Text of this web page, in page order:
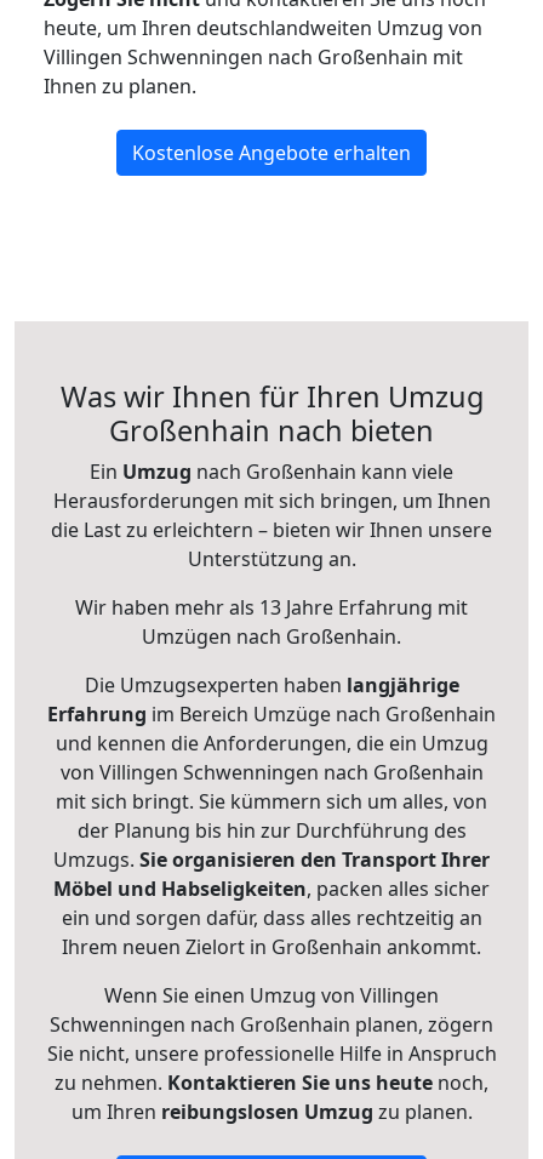
heute, um Ihren deutschlandweiten Umzug von
Villingen Schwenningen nach Großenhain mit
Ihnen zu planen.
Kostenlose Angebote erhalten
Was wir Ihnen für Ihren Umzug
Großenhain nach bieten
Ein Umzug nach Großenhain kann viele
Herausforderungen mit sich bringen, um Ihnen
die Last zu erleichtern – bieten wir Ihnen unsere
Unterstützung an.
Wir haben mehr als 13 Jahre Erfahrung mit
Umzügen nach Großenhain.
Die Umzugsexperten haben langjährige
Erfahrung im Bereich Umzüge nach Großenhain
und kennen die Anforderungen, die ein Umzug
von Villingen Schwenningen nach Großenhain
mit sich bringt. Sie kümmern sich um alles, von
der Planung bis hin zur Durchführung des
Umzugs. Sie organisieren den Transport Ihrer
Möbel und Habseligkeiten, packen alles sicher
ein und sorgen dafür, dass alles rechtzeitig an
Ihrem neuen Zielort in Großenhain ankommt.
Wenn Sie einen Umzug von Villingen
Schwenningen nach Großenhain planen, zögern
Sie nicht, unsere professionelle Hilfe in Anspruch
zu nehmen. Kontaktieren Sie uns heute noch,
um Ihren reibungslosen Umzug zu planen.